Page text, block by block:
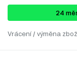
24
Vrácení / výměna